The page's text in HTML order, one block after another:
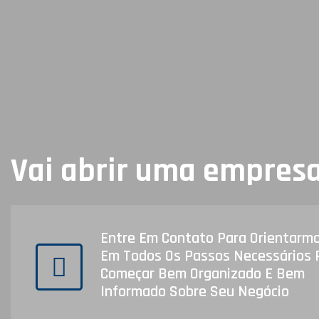
Vai abrir uma
Entre Em Contato Para
Em Todos Os Passos Necessários
Começar Bem Organizado E Bem
Informado Sobre Seu Negócio